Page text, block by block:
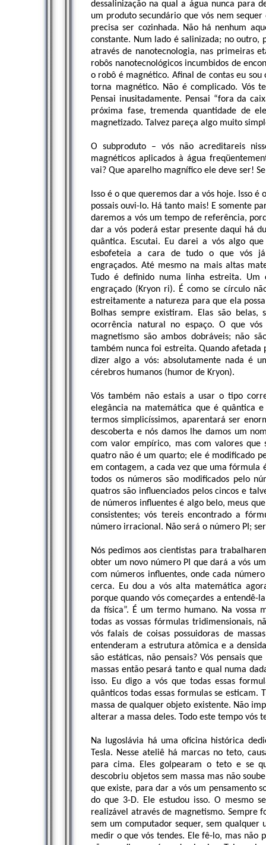
dessalinização na qual a água nunca para
um produto secundário que vós nem
precisa ser cozinhada. Não há nenhum
constante. Num lado é salinizada; no outro,
através de nanotecnologia, nas primeiras
robôs nanotecnológicos incumbidos de
o robô é magnético. Afinal de contas eu
torna magnético. Não é complicado. Vós
Pensai inusitadamente. Pensai “fora da
próxima fase, tremenda quantidade de
magnetizado. Talvez pareça algo muito
O subproduto – vós não acreditareis
magnéticos aplicados à água
vai? Que aparelho magnífico ele deve ser!
Isso é o que queremos dar a vós hoje. Isso
possais ouvi-lo. Há tanto mais! E somente
daremos a vós um tempo de referência,
dar a vós poderá estar presente daqui há
quântica. Escutai. Eu darei a vós algo
esbofeteia a cara de tudo o que vós já
engraçados. Até mesmo na mais altas
Tudo é definido numa linha estreita.
engraçado (Kryon ri). É como se círculo
estreitamente a natureza para que ela
Bolhas sempre existiram. Elas são
ocorrência natural no espaço. O que
magnetismo são ambos dobráveis; não
também nunca foi estreita. Quando afetada
dizer algo a vós: absolutamente nada é
cérebros humanos (humor de Kryon).
Vós também não estais a usar o tipo
elegância na matemática que é quântica
termos simplicíssimos, aparentará ser
descoberta e nós damos lhe damos um
com valor empírico, mas com valores que
quatro não é um quarto; ele é modificado
em contagem, a cada vez que uma fórmula
todos os números são modificados pelo
quatros são influenciados pelos cincos e
de números influentes é algo belo, meus
consistentes; vós tereis encontrado a
número irracional. Não será o número PI;
Nós pedimos aos cientistas para
obter um novo número PI que dará a vós
com números influentes, onde cada
cerca. Eu dou a vós alta matemática
porque quando vós começardes a
da física”. É um termo humano. Na vossa
todas as vossas fórmulas tridimensionais,
vós falais de coisas possuidoras de
entenderam a estrutura atômica e a
são estáticas, não pensais? Vós pensais
massas então pesará tanto e qual numa
isso. Eu digo a vós que todas essas
quânticos todas essas formulas se esticam.
massa de qualquer objeto existente. Não
alterar a massa deles. Todo este tempo vós
Na Iugoslávia há uma oficina histórica
Tesla. Nesse ateliê há marcas no teto,
para cima. Eles golpearam o teto e se
descobriu objetos sem massa mas não
que existe, para dar a vós um pensamento
do que 3-D. Ele estudou isso. O mesmo
realizável através de magnetismo. Sempre
sem um computador sequer, sem qualquer
medir o que vós tendes. Ele fê-lo, mas não